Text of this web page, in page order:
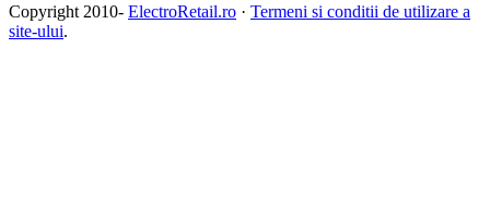
Copyright 2010- ElectroRetail.ro · Termeni si conditii de utilizare a
site-ului.